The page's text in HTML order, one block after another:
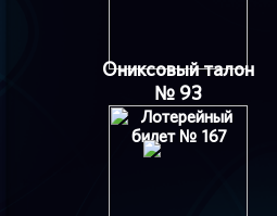
Ониксовый талон
№ 93